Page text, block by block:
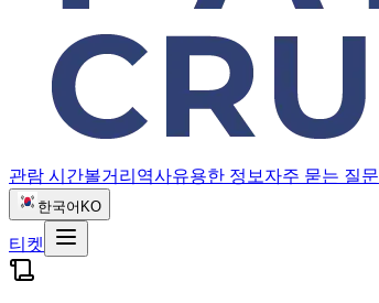
관람 시간볼거리 역사유용한 정보 자주 묻는 질문
한국어 KO
티켓